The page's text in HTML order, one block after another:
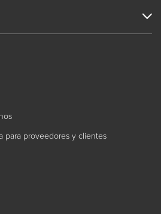
proveedores y clientes